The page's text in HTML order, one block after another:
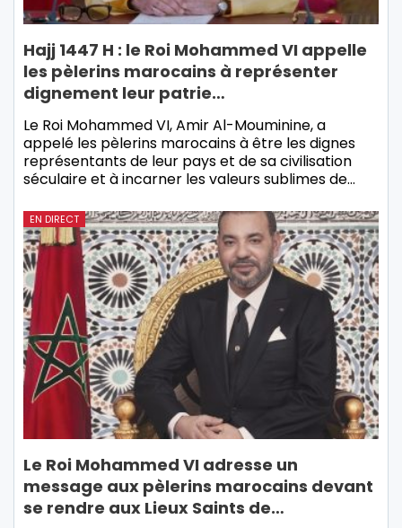
Hajj 1447 H : le Roi Mohammed VI appelle
les pèlerins marocains à représenter
dignement leur patrie…
Le Roi Mohammed VI, Amir Al-Mouminine, a
appelé les pèlerins marocains à être les dignes
représentants de leur pays et de sa civilisation
séculaire et à incarner les valeurs sublimes de…
EN DIRECT
Le Roi Mohammed VI adresse un
message aux pèlerins marocains devant
se rendre aux Lieux Saints de…